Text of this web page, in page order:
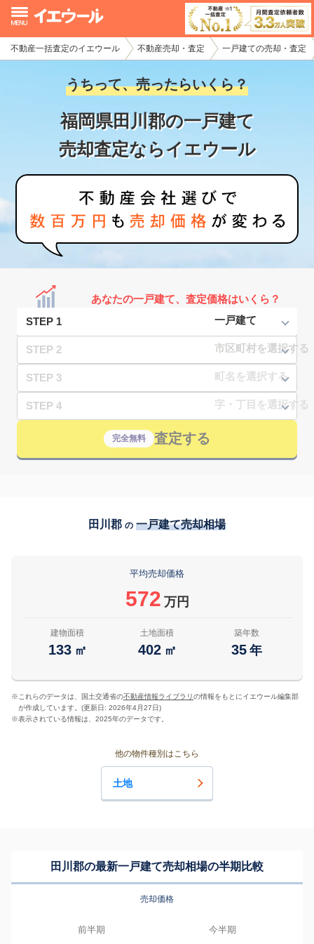
不動産一括査定のイエウール 不動産売却・査定 一戸建ての売却・査定
うちって、売ったらいくら？
福岡県田川郡の一戸建て
売却査定ならイエウール
あなたの一戸建て、査定価格はいくら？
STEP 1
STEP 2
STEP 3
STEP 4
完全無料 査定する
田川郡 の 一戸建て売却相場
平均売却価格
572 万円
建物面積
133 ㎡
土地面積
402 ㎡
築年数
35 年
※ これらのデータは、国土交通省の不動産情報ライブラリの情報をもとにイエウール編集部
が作成しています。(更新日: 2026年4月27日)
※表示されている情報は、2025年のデータです。
他の物件種別はこちら
土地
田川郡の最新一戸建て売却相場の半期比較
売却価格
前半期 今半期
イエウール加盟希望の不動産会社様
初めての方へ
不動産売却の流れ
不動産の売却・一括査定
家査定シミュレーター
お問い合わせ